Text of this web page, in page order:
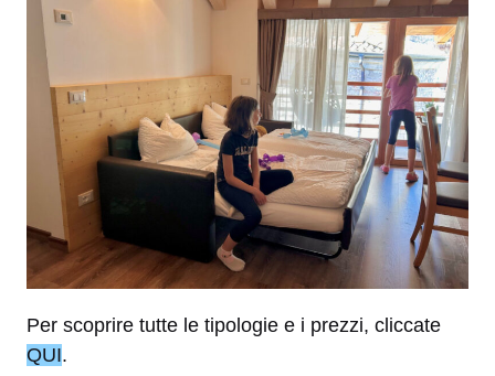
Per scoprire tutte le tipologie e i prezzi, cliccate
QUI.